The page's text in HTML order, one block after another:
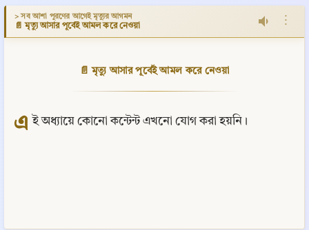
> সব আশা পূরণের আগেই মৃত্যুর আগমন
📄 মৃত্যু আসার পূর্বেই আমল করে নেওয়া ⋮
📄 মৃত্যু আসার পূর্বেই আমল করে নেওয়া
এ ই অধ্যায়ে কোনো কন্টেন্ট এখনো যোগ করা হয়নি।